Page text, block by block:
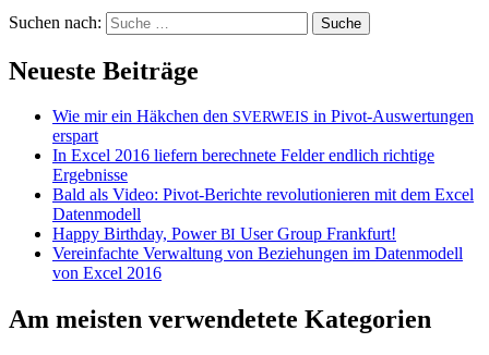
Suchen nach:
Neueste Beiträge
Wie mir ein Häkchen den SVERWEIS in Pivot-Auswertungen
erspart
In Excel 2016 liefern berechnete Felder endlich richtige
Ergebnisse
Bald als Video: Pivot-Berichte revolutionieren mit dem Excel
Datenmodell
Happy Birthday, PowerBI User Group Frankfurt!
Vereinfachte Verwaltung von Beziehungen im Datenmodell
von Excel 2016
Am meisten verwendetete Kategorien